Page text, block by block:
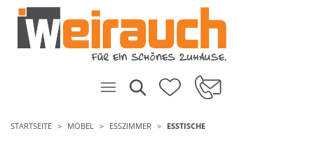
STARTSEITE MÖBEL ESSZIMMER ESSTISCHE